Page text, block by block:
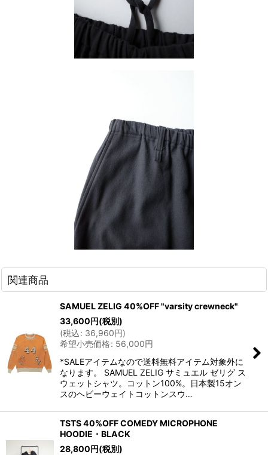
関連商品
SAMUEL ZELIG 40%OFF "varsity crewneck"
33,600円(税別)
(税込: 36,960円)
希望小売価格: 56,000円
*SALEアイテムなので送料無料アイテム対象外に
なります。 SAMUEL ZELIG サミュエル ゼリグ ス
ウェットシャツ。コットン100%。日本製15オン
スのヘビーウェイトコットンスウ…
TSTS 40%OFF COMEDY MICROPHONE
HOODIE・BLACK
28,800円(税別)